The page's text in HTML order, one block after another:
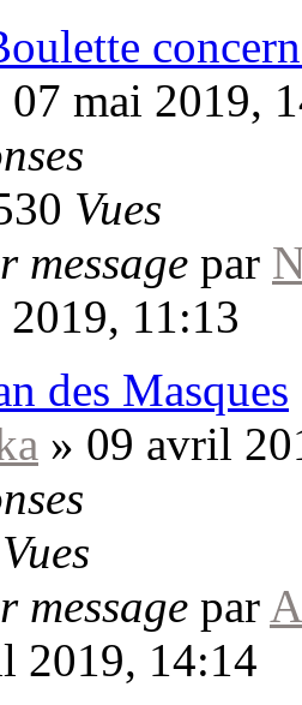
07 mai 2019,
Vues
message par
2019, 11:13
des Masques
» 09 avril
Vues
message par
2019, 14:14